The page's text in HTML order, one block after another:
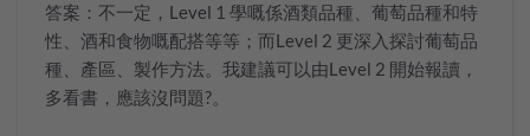
答案：不一定， Level 1 學嘅係酒類品種、葡萄品種和特
性、酒和食物嘅配搭等等；而Level 2 更深入探討葡萄品
種、產區、製作方法。我建議可以由Level 2 開始報讀，
多看書，應該沒問題?。